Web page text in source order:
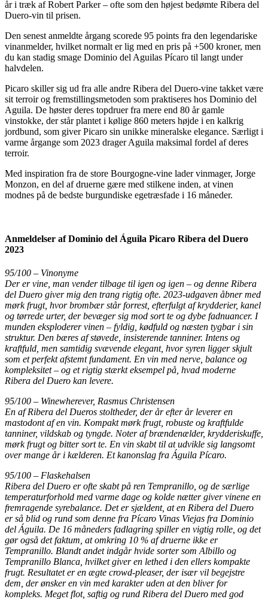
år i træk af Robert Parker – ofte som den højest bedømte Ribera del
Duero-vin til prisen.
Den senest anmeldte årgang scorede 95 points fra den legendariske
vinanmelder, hvilket normalt er lig med en pris på +500 kroner, men
du kan stadig smage Dominio del Aguilas Pícaro til langt under
halvdelen.
Picaro skiller sig ud fra alle andre Ribera del Duero-vine takket være
sit terroir og fremstillingsmetoden som praktiseres hos Dominio del
Aguila. De høster deres topdruer fra mere end 80 år gamle
vinstokke, der står plantet i kølige 860 meters højde i en kalkrig
jordbund, som giver Picaro sin unikke mineralske elegance. Særligt i
varme årgange som 2023 drager Aguila maksimal fordel af deres
terroir.
Med inspiration fra de store Bourgogne-vine lader vinmager, Jorge
Monzon, en del af druerne gære med stilkene inden, at vinen
modnes på de bedste burgundiske egetræsfade i 16 måneder.
Anmeldelser af Dominio del Águila Picaro Ribera del Duero
2023
95/100 – Vinonyme
Der er vine, man vender tilbage til igen og igen – og denne Ribera
del Duero giver mig den trang rigtig ofte. 2023-udgaven åbner med
mørk frugt, hvor brombær står forrest, efterfulgt af krydderier, kanel
og tørrede urter, der bevæger sig mod sort te og dybe fadnuancer. I
munden eksploderer vinen – fyldig, kødfuld og næsten tygbar i sin
struktur. Den bæres af støvede, insisterende tanniner. Intens og
kraftfuld, men samtidig svævende elegant, hvor syren ligger skjult
som et perfekt afstemt fundament. En vin med nerve, balance og
kompleksitet – og et rigtig stærkt eksempel på, hvad moderne
Ribera del Duero kan levere.
95/100 – Winewherever, Rasmus Christensen
En af Ribera del Dueros stoltheder, der år efter år leverer en
mastodont af en vin. Kompakt mørk frugt, robuste og kraftfulde
tanniner, vildskab og tyngde. Noter af brændenælder, krydderiskuffe,
mørk frugt og bitter sort te. En vin skabt til at udvikle sig langsomt
over mange år i kælderen. Et kanonslag fra Águila Pícaro.
95/100 – Flaskehalsen
Ribera del Duero er ofte skabt på ren Tempranillo, og de særlige
temperaturforhold med varme dage og kolde nætter giver vinene en
fremragende syrebalance. Det er sjældent, at en Ribera del Duero
er så blid og rund som denne fra Pícaro Vinas Viejas fra Dominio
del Águila. De 16 måneders fadlagring spiller en vigtig rolle, og det
gør også det faktum, at omkring 10 % af druerne ikke er
Tempranillo. Blandt andet indgår hvide sorter som Albillo og
Tempranillo Blanca, hvilket giver en lethed i den ellers kompakte
frugt. Resultatet er en ægte crowd-pleaser, der især vil begejstre
dem, der ønsker en vin med karakter uden at den bliver for
kompleks. Meget flot, saftig og rund Ribera del Duero med god